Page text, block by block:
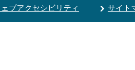
ェブアクセシビリティ サイト